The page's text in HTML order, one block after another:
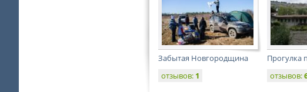
Забытая Новгородщина
отзывов: 1
Прогулка
отзывов: